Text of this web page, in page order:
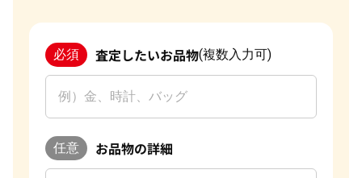
必須 査定したいお品物(複数入力可)
任意 お品物の詳細